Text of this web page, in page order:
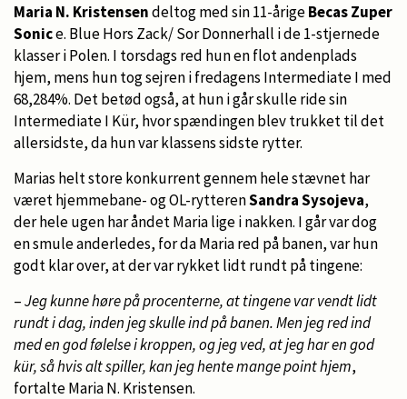
Maria N. Kristensendeltog med sin 11-årigeBecas Zuper
Sonice. Blue Hors Zack/ Sor Donnerhall i de 1-stjernede
klasser i Polen. I torsdags red hun en flot andenplads
hjem, mens hun tog sejren i fredagens Intermediate I med
68,284%. Det betød også, at hun i går skulle ride sin
Intermediate I Kür, hvor spændingen blev trukket til det
allersidste, da hun var klassens sidste rytter.
Marias helt store konkurrent gennem hele stævnet har
været hjemmebane- og OL-rytterenSandra Sysojeva,
der hele ugen har åndet Maria lige i nakken. I går var dog
en smule anderledes, for da Maria red på banen, var hun
godt klar over, at der var rykket lidt rundt på tingene:
–Jeg kunne høre på procenterne, at tingene var vendt lidt
rundt i dag, inden jeg skulle ind på banen. Men jeg red ind
med en god følelse i kroppen, og jeg ved, at jeg har en god
kür, så hvis alt spiller, kan jeg hente mange point hjem,
fortalte Maria N. Kristensen.